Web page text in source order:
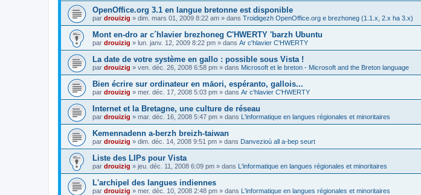
OpenOffice.org 3.1 en langue bretonne est disponible
par drouizig » dim. mars 01, 2009 8:22 am » dans Troidigezh OpenOffice.org e brezhoneg (1.1.x, 2.x ha 3.x)
Mont en-dro ar c´hlavier brezhoneg C'HWERTY 'barzh Ubuntu
par drouizig » lun. janv. 12, 2009 8:22 pm » dans Ar c'hlavier C'HWERTY
La date de votre système en gallo : possible sous Vista !
par drouizig » ven. déc. 26, 2008 6:58 pm » dans Microsoft et le breton - Microsoft and the Breton language
Bien écrire sur ordinateur en māori, espéranto, gallois...
par drouizig » mer. déc. 17, 2008 5:03 pm » dans Ar c'hlavier C'HWERTY
Internet et la Bretagne, une culture de réseau
par drouizig » mar. déc. 16, 2008 5:47 pm » dans L'informatique en langues régionales et minoritaires
Kemennadenn a-berzh breizh-taiwan
par drouizig » dim. déc. 14, 2008 9:51 pm » dans Danvezioù all a-bep seurt
Liste des LIPs pour Vista
par drouizig » jeu. déc. 11, 2008 6:09 pm » dans L'informatique en langues régionales et minoritaires
L'archipel des langues indiennes
par drouizig » mer. déc. 10, 2008 2:48 pm » dans L'informatique en langues régionales et minoritaires